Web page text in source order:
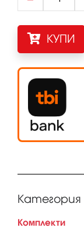
КУПИ
Категория
Комплекти